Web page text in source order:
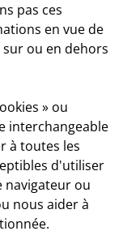
pas ces
en vue de
ou en dehors
» ou
interchangeable
à toutes les
d'utiliser
navigateur ou
nous aider à